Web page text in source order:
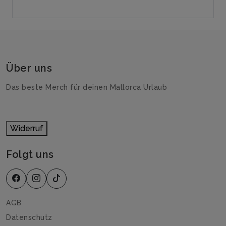
Über uns
Das beste Merch für deinen Mallorca Urlaub
Widerruf
Folgt uns
AGB
Datenschutz